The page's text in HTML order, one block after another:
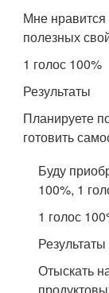
Мне нравится
полезных
1 голос 100%
Результаты
Планируете
готовить
Буду
100%, 1
1 голос
Результаты
Отыскать